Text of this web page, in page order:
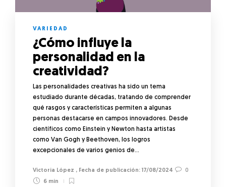
VARIEDAD
¿Cómo influye la
personalidad en la
creatividad?
Las personalidades creativas ha sido un tema
estudiado durante décadas, tratando de comprender
qué rasgos y características permiten a algunas
personas destacarse en campos innovadores. Desde
científicos como Einstein y Newton hasta artistas
como Van Gogh y Beethoven, los logros
excepcionales de varios genios de…
Victoria López , 17/08/2024
0
6 min